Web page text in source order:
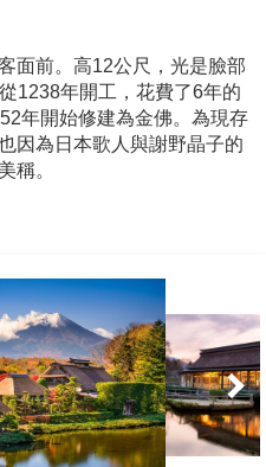
面前。高12公尺，光是臉部
1238年開工，花費了6年的
年開始修建為金佛。為現存
因為日本歌人與謝野晶子的
稱。